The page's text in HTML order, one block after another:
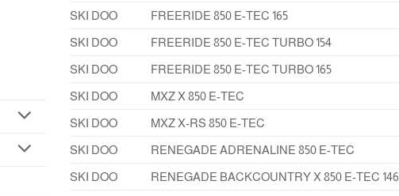
SKI DOO
FREERIDE 850 E-TEC 165
SKI DOO
FREERIDE 850 E-TEC TURBO 154
SKI DOO
FREERIDE 850 E-TEC TURBO 165
SKI DOO
MXZ X 850 E-TEC
SKI DOO
MXZ X-RS 850 E-TEC
SKI DOO
RENEGADE ADRENALINE 850 E-TEC
SKI DOO
RENEGADE BACKCOUNTRY X 850 E-TEC 146